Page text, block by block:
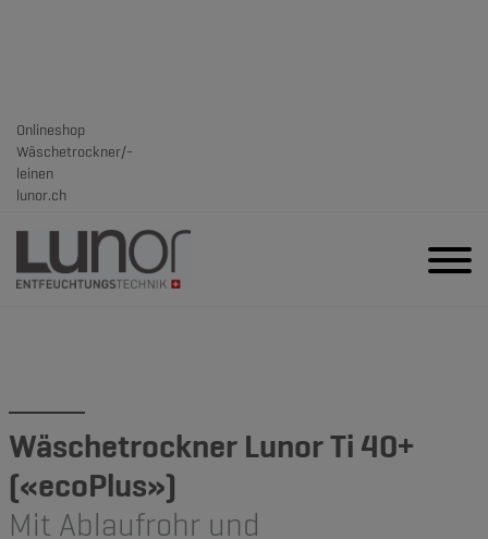
Onlineshop
Wäschetrockner/-
leinen
lunor.ch
Wäschetrockner Lunor Ti 40+
(«ecoPlus»)
Mit Ablaufrohr und